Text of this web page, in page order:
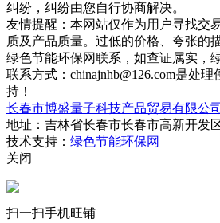
纠纷，纠纷由您自行协商解决。
友情提醒：本网站仅作为用户寻找交
质及产品质量。过低的价格、夸张的
绿色节能环保网联系，如查证属实，
联系方式：chinajnhb@126.com是处
持！
长春市博盛量子科技产品贸易有限公司
地址：吉林省长春市长春市高新开发
技术支持： 绿色节能环保网
关闭
扫一扫手机旺铺